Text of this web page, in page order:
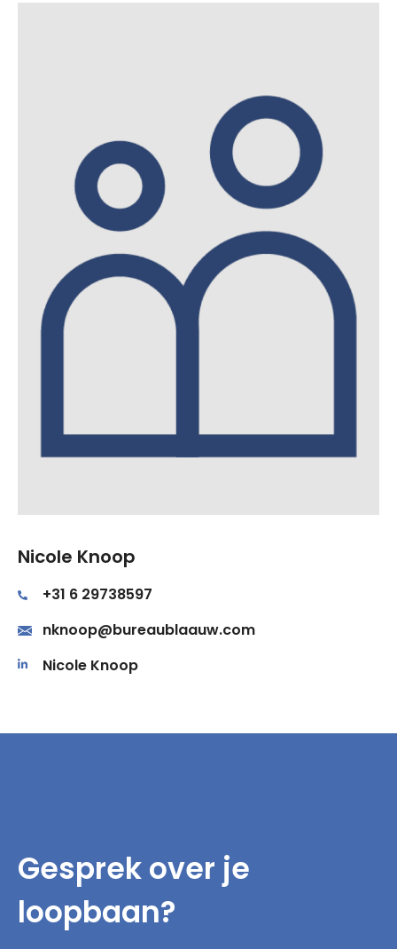
Nicole Knoop
+31 6 29738597
nknoop@bureaublaauw.com
Nicole Knoop
Gesprek over je
loopbaan?